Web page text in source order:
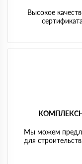
Высокое
Мы можем
для